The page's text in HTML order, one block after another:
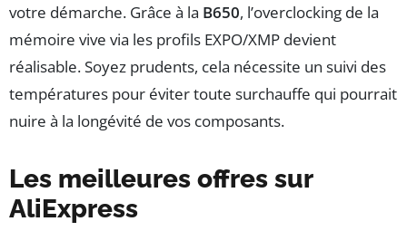
votre démarche. Grâce à la B650, l’overclocking de la
mémoire vive via les profils EXPO/XMP devient
réalisable. Soyez prudents, cela nécessite un suivi des
températures pour éviter toute surchauffe qui pourrait
nuire à la longévité de vos composants.
Les meilleures offres sur
AliExpress